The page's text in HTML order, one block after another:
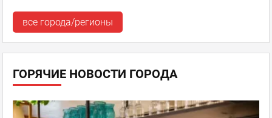
все города/регионы
ГОРЯЧИЕ НОВОСТИ ГОРОДА